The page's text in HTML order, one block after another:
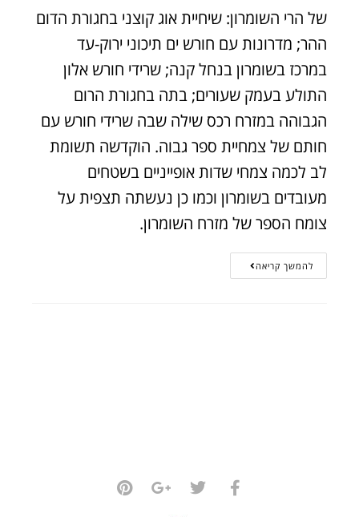
של הרי השומרון: שיחיית אוג קוצני בחגורת הדום
ההר; מדרונות עם חורש ים תיכוני ירוק-עד
במרכז בשומרון בנחל קנה; שרידי חורש אלון
התולע בעמק שעורים; בתה בחגורת הרום
הגבוהה במזרח רכס שילה שבה שרידי חורש עם
חותם של צמחיית ספר גבוה. הוקדשה תשומת
לב לכמה צמחי שדות אופייניים בשטחים
מעובדים בשומרון וכמו כן נעשתה תצפית על
צומח הספר של מזרח השומרון.
להמשך קריאה